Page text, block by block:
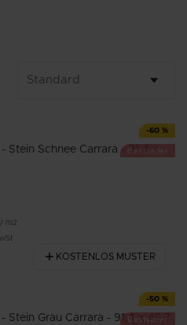
ist er die perfekte
-60 %
Bestseller
Stein Schnee Carrara - 91,4 x
/ m2
- 50 %
Bestseller
KOSTENLOS MUSTER
Grau Carrara - 91,4 x 45,7